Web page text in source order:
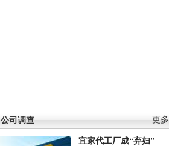
更多
公司调查
宜家代工厂成“弃妇”